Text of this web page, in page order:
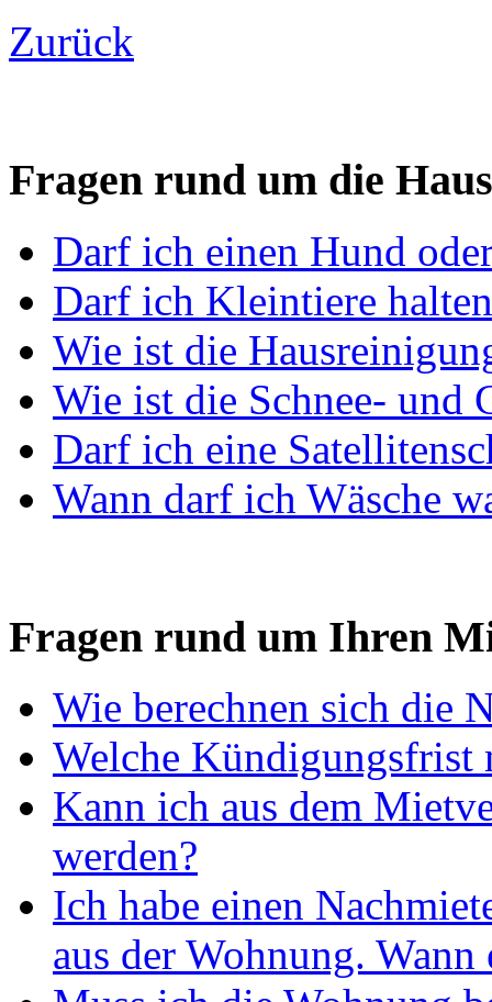
Zurück
Fragen rund um die
Darf ich einen Hund
Darf ich Kleintiere
Wie ist die
Wie ist die Schnee- und
Darf ich eine
Wann darf ich Wäsche
Fragen rund um Ihren
Wie berechnen sich die
Welche Kündigungsfrist
Kann ich aus dem
werden?
Ich habe einen
aus der Wohnung.